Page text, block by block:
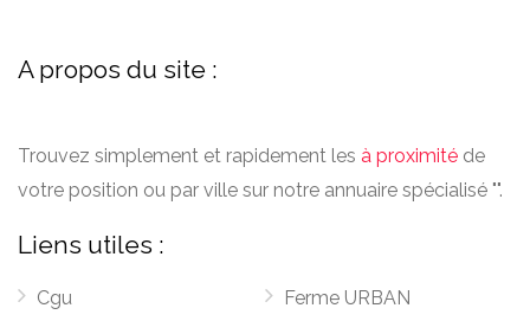
A propos du site :
Trouvez simplement et rapidement les à proximité de
votre position ou par ville sur notre annuaire spécialisé "".
Liens utiles :
Cgu
Ferme URBAN